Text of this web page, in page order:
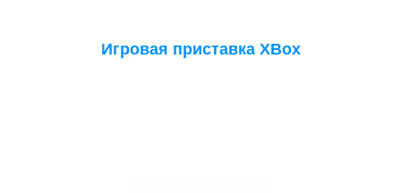
Игровая приставка XBox